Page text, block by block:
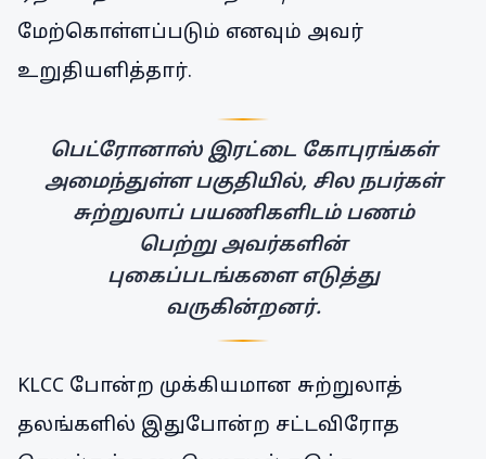
மேற்கொள்ளப்படும் எனவும் அவர்
உறுதியளித்தார்.
பெட்ரோனாஸ் இரட்டை கோபுரங்கள்
அமைந்துள்ள பகுதியில், சில நபர்கள்
சுற்றுலாப் பயணிகளிடம் பணம்
பெற்று அவர்களின்
புகைப்படங்களை எடுத்து
வருகின்றனர்.
KLCC போன்ற முக்கியமான சுற்றுலாத்
தலங்களில் இதுபோன்ற சட்டவிரோத